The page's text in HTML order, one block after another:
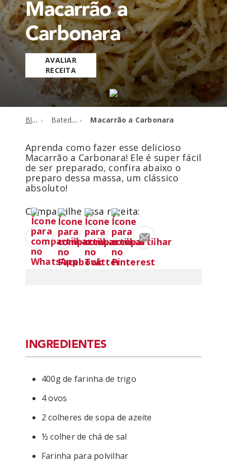
Macarrão a
Carbonara
AVALIAR
RECEITA
Blog Batedeiras Macarrão a Carbonara
Aprenda como fazer esse delicioso
Macarrão a Carbonara! Ele é super fácil
de ser preparado, confira abaixo o
preparo dessa massa, um clássico
absoluto!
Compartilhe essa receita:
INGREDIENTES
400g de farinha de trigo
4 ovos
2 colheres de sopa de azeite
½ colher de chá de sal
Farinha para polvilhar